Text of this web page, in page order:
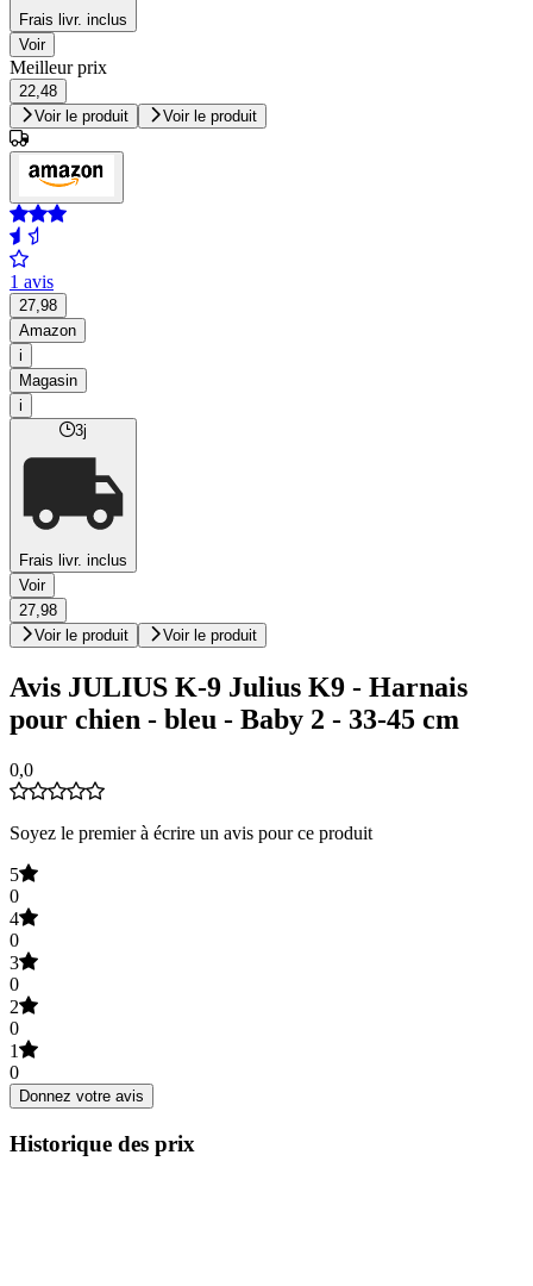
Frais livr. inclus
Voir
Meilleur prix
22,48
Voir le produit
Voir le produit
1 avis
27,98
Amazon
i
Magasin
i
3j
Frais livr. inclus
Voir
27,98
Voir le produit
Voir le produit
Avis JULIUS K-9 Julius K9 - Harnais
pour chien - bleu - Baby 2 - 33-45 cm
0,0
Soyez le premier à écrire un avis pour ce produit
5
0
4
0
3
0
2
0
1
0
Donnez votre avis
Historique des prix